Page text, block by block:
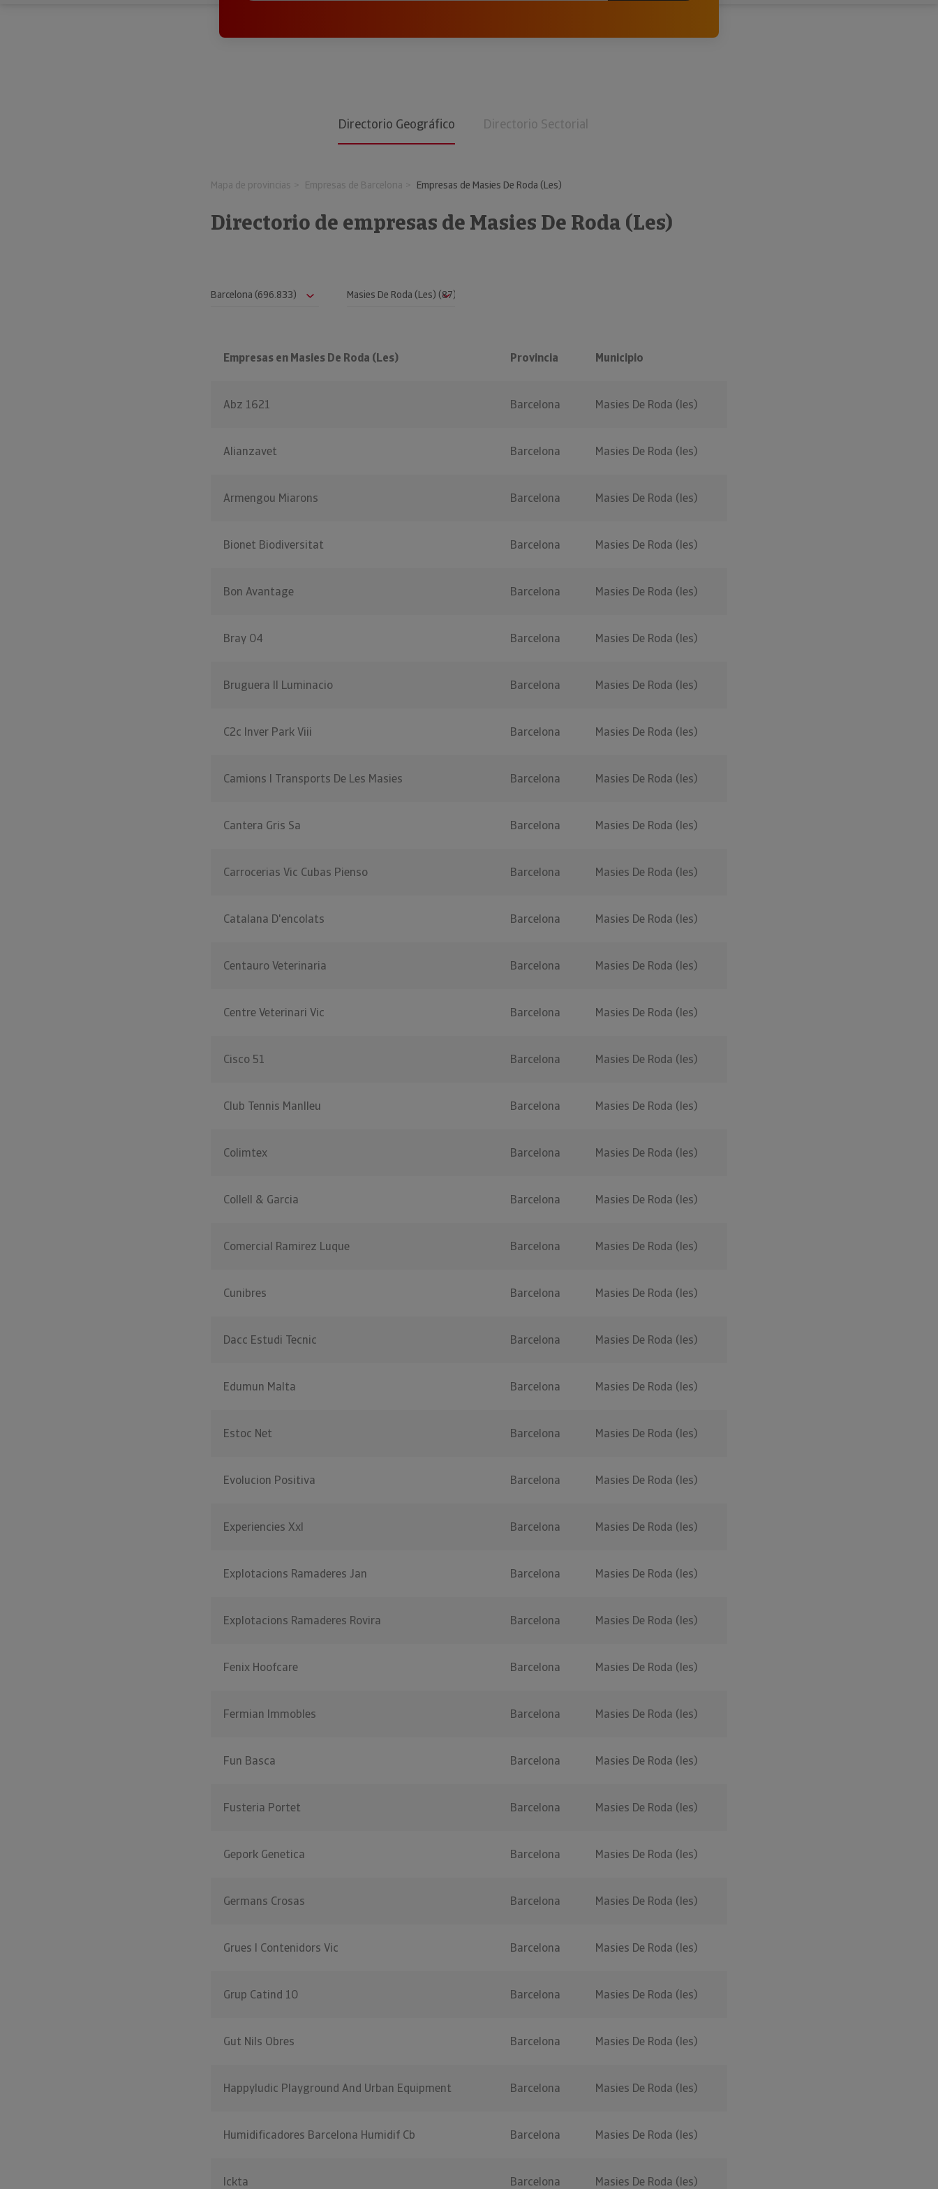
Directorio Geográfico Directorio Sectorial
Mapa de provincias Empresas de Barcelona Empresas de Masies De Roda (Les)
Directorio de empresas de Masies De Roda (Les)
Empresas en Masies De Roda (Les) Provincia Municipio
Abz 1621 Barcelona Masies De Roda (les)
Alianzavet Barcelona Masies De Roda (les)
Armengou Miarons Barcelona Masies De Roda (les)
Bionet Biodiversitat Barcelona Masies De Roda (les)
Bon Avantage Barcelona Masies De Roda (les)
Bray 04 Barcelona Masies De Roda (les)
Bruguera Il Luminacio Barcelona Masies De Roda (les)
C2c Inver Park Viii Barcelona Masies De Roda (les)
Camions I Transports De Les Masies Barcelona Masies De Roda (les)
Cantera Gris Sa Barcelona Masies De Roda (les)
Carrocerias Vic Cubas Pienso Barcelona Masies De Roda (les)
Catalana D'encolats Barcelona Masies De Roda (les)
Centauro Veterinaria Barcelona Masies De Roda (les)
Centre Veterinari Vic Barcelona Masies De Roda (les)
Cisco 51 Barcelona Masies De Roda (les)
Club Tennis Manlleu Barcelona Masies De Roda (les)
Colimtex Barcelona Masies De Roda (les)
Collell & Garcia Barcelona Masies De Roda (les)
Comercial Ramirez Luque Barcelona Masies De Roda (les)
Cunibres Barcelona Masies De Roda (les)
Dacc Estudi Tecnic Barcelona Masies De Roda (les)
Edumun Malta Barcelona Masies De Roda (les)
Estoc Net Barcelona Masies De Roda (les)
Evolucion Positiva Barcelona Masies De Roda (les)
Experiencies Xxl Barcelona Masies De Roda (les)
Explotacions Ramaderes Jan Barcelona Masies De Roda (les)
Explotacions Ramaderes Rovira Barcelona Masies De Roda (les)
Fenix Hoofcare Barcelona Masies De Roda (les)
Fermian Immobles Barcelona Masies De Roda (les)
Fun Basca Barcelona Masies De Roda (les)
Fusteria Portet Barcelona Masies De Roda (les)
Gepork Genetica Barcelona Masies De Roda (les)
Germans Crosas Barcelona Masies De Roda (les)
Grues I Contenidors Vic Barcelona Masies De Roda (les)
Grup Catind 10 Barcelona Masies De Roda (les)
Gut Nils Obres Barcelona Masies De Roda (les)
Happyludic Playground And Urban Equipment Barcelona Masies De Roda (les)
Humidificadores Barcelona Humidif Cb Barcelona Masies De Roda (les)
Ickta Barcelona Masies De Roda (les)